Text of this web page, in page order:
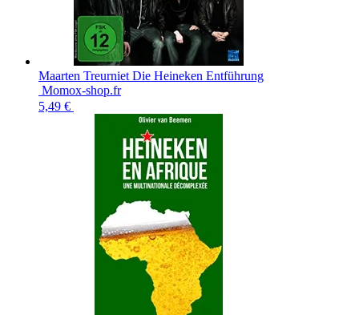
Maarten Treurniet Die Heineken Entführung
Momox-shop.fr
5,49 €